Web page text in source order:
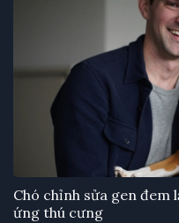
Chó chỉnh sửa gen đem
ứng thú cưng